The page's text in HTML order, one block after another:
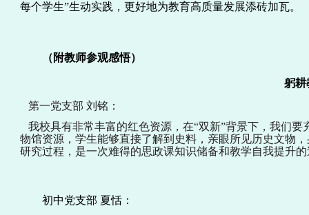
每个学生”生动实践，更好地为教育高质量发展添砖加瓦。
（附教师参观感悟）
躬耕
第一党支部 刘铭：
我校具有非常丰富的红色资源，在“双新”背景下，我们
物馆资源，学生能够直接了解到史料，亲眼所见历史文物
研究过程，是一次难得的思政课知识储备和教学自我提升
初中党支部 夏恬：